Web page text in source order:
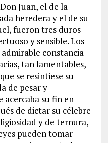
Juan, el de la
heredera y el de su
fueron tres duros
y sensible. Los
constancia
tan lamentables,
se resintiese su
de pesar y
acercaba su fin en
de dictar su célebre
y de ternura,
pueden tomar